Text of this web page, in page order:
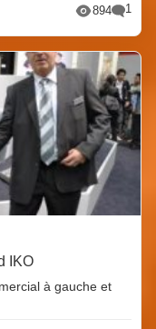
894 1
IKO
à gauche et